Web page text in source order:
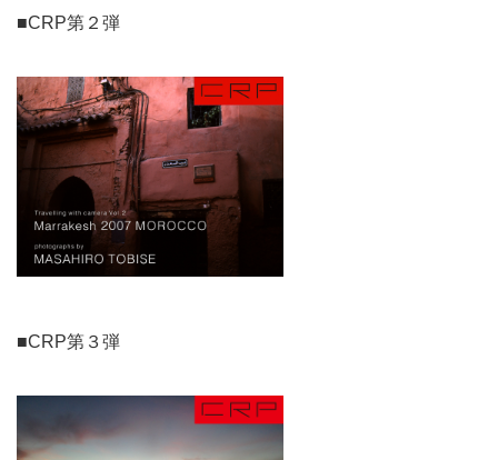
■CRP第２弾
■CRP第３弾